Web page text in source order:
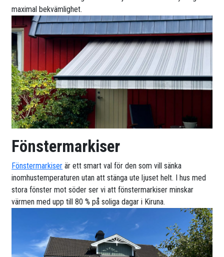
maximal bekvämlighet.
Fönstermarkiser
Fönstermarkiser är ett smart val för den som vill sänka
inomhustemperaturen utan att stänga ute ljuset helt. I hus med
stora fönster mot söder ser vi att fönstermarkiser minskar
värmen med upp till 80 % på soliga dagar i Kiruna.